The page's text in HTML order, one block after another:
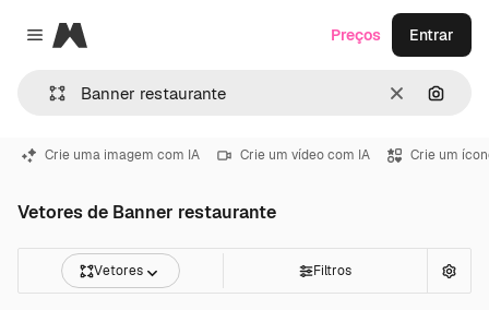
Close menu
Magnific
Limpar
Preços Entrar
Crie uma imagem com IA Crie um vídeo com IA Crie um
Vetores de Banner restaurante
Vetores Filtros